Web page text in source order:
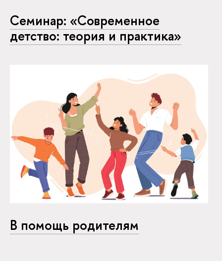
Семинар: «Современное
детство: теория и практика»
В помощь родителям